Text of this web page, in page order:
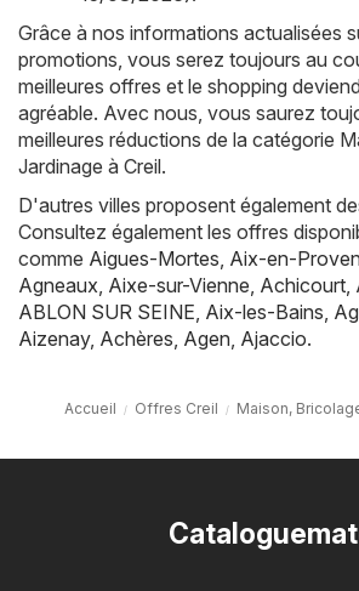
Grâce à nos informations actualisées
promotions, vous serez toujours au
meilleures offres et le shopping
agréable. Avec nous, vous saurez
meilleures réductions de la catégorie
Jardinage à Creil.
D'autres villes proposent également
Consultez également les offres
comme Aigues-Mortes, Aix-en-
Agneaux, Aixe-sur-Vienne, Achicourt,
ABLON SUR SEINE, Aix-les-Bains,
Aizenay, Achères, Agen, Ajaccio.
Accueil Offres Creil Maison,